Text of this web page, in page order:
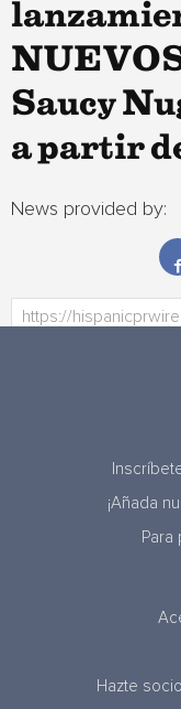
Saucy
a partir
News provided by:
¡Añada
Para
Hazte